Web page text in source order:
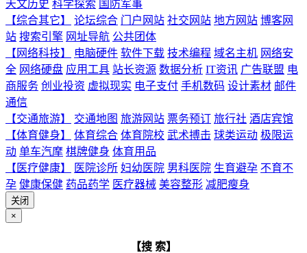
天文历史 科学探索 国防军事
【综合其它】
论坛综合 门户网站 社交网站 地方网站 博客网
站 搜索引擎 网址导航 公共团体
【网络科技】
电脑硬件 软件下载 技术编程 域名主机 网络安
全 网络硬盘 应用工具 站长资源 数据分析 IT资讯 广告联盟 电
商服务 创业投资 虚拟现实 电子支付 手机数码 设计素材 邮件
通信
【交通旅游】
交通地图 旅游网站 票务预订 旅行社 酒店宾馆
【体育健身】
体育综合 体育院校 武术搏击 球类运动 极限运
动 单车汽摩 棋牌健身 体育用品
【医疗健康】
医院诊所 妇幼医院 男科医院 生育避孕 不育不
孕 健康保健 药品药学 医疗器械 美容整形 减肥瘦身
关闭
×
【搜 索】